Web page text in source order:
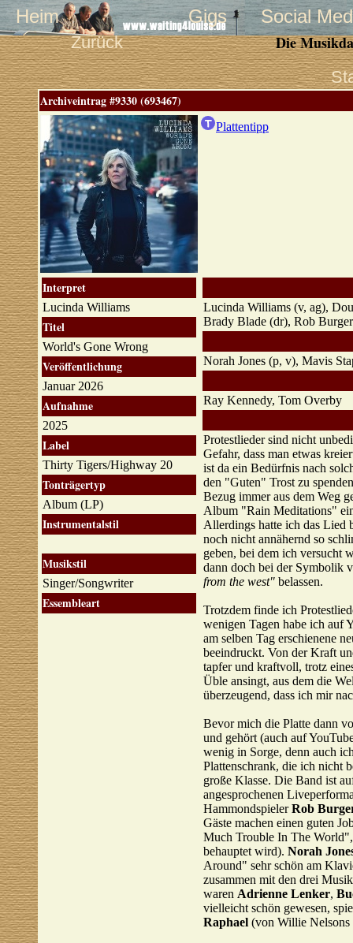
Heim Gigs Social
Zurück Die
Archiveintrag #9330 (693467)
Plattentipp
Interpret
Lucinda Williams
Titel
World's Gone Wrong
Veröffentlichung
Januar 2026
Aufnahme
2025
Label
Thirty Tigers/Highway 20
Tonträgertyp
Album (LP)
Instrumentalstil
Musikstil
Singer/Songwriter
Essembleart
Lucinda Williams (v, ag),
Brady Blade (dr), Rob
Norah Jones (p, v), Mavis
Ray Kennedy, Tom Overby
Protestlieder sind nicht
Gefahr, dass man etwas
ist da ein Bedürfnis nach
den "Guten" Trost zu
Bezug immer aus dem Weg
Album "Rain Meditations"
Allerdings hatte ich das Lied
noch nicht annähernd so
geben, bei dem ich versucht
dann doch bei der Symbolik
from the west" belassen.
Trotzdem finde ich
wenigen Tagen habe ich auf
am selben Tag erschienene
beeindruckt. Von der Kraft
tapfer und kraftvoll, trotz
Üble ansingt, aus dem die
überzeugend, dass ich mir
Bevor mich die Platte dann
und gehört (auch auf
wenig in Sorge, denn auch
Plattenschrank, die ich nicht
große Klasse. Die Band ist
angesprochenen
HammondspielerRob
Gäste machen einen guten
Much Trouble In The
behauptet wird). Norah
Around" sehr schön am
zusammen mit den drei
waren Adrienne Lenker,
vielleicht schön gewesen,
Raphael (von Willie Nelsons